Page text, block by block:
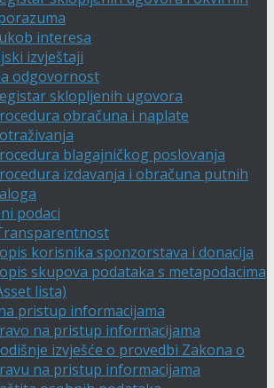
interesa
izvještaji
odgovornost
sklopljenih ugovora
obračuna i naplate
blagajničkog poslovanja
izdavanja i obračuna putnih
podaci
korisnika sponzorstava i donacija
skupova podataka s metapodacima
lista)
pristup informacijama
na pristup informacijama
izvješće o provedbi Zakona o
na pristup informacijama